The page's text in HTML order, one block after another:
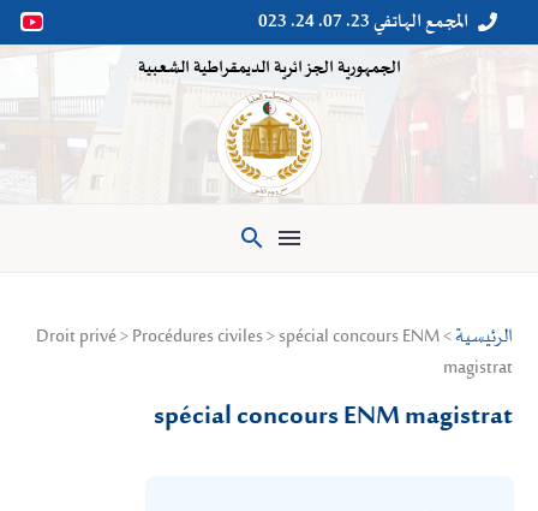

 المجمع الهاتفي 23. 07. 24. 023
الجمهورية الجزائرية الديمقراطية الشعبية

الرئيسية > Droit privé > Procédures civiles > spécial concours ENM
magistrat
spécial concours ENM magistrat